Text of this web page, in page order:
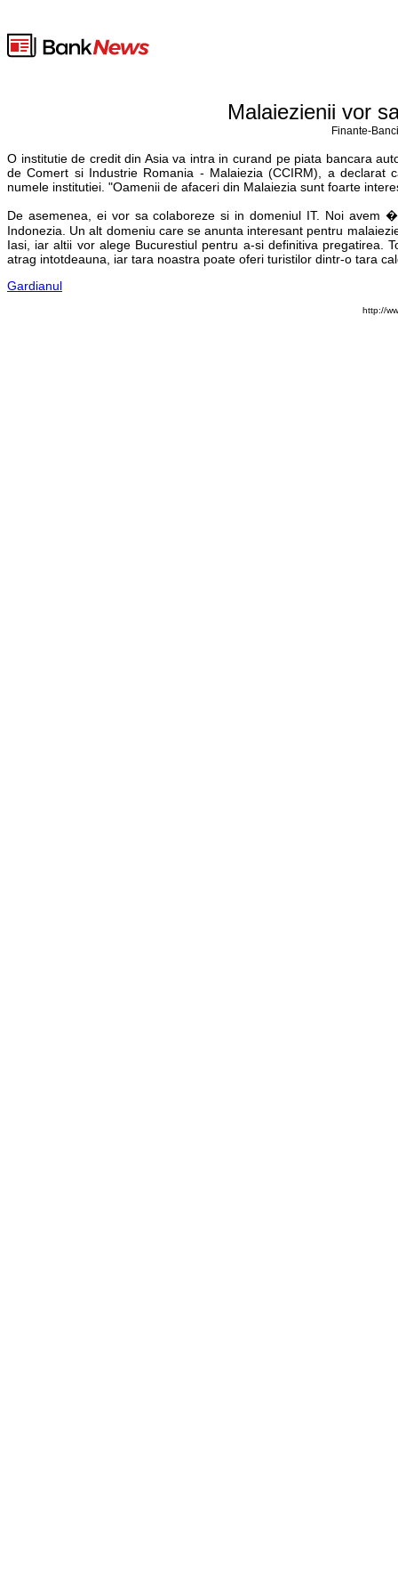
Malaiezienii vor
Finante-
O institutie de credit din Asia va intra in curand pe piata bancara
de Comert si Industrie Romania - Malaiezia (CCIRM), a declarat
numele institutiei. "Oamenii de afaceri din Malaiezia sunt foarte
De asemenea, ei vor sa colaboreze si in domeniul IT. Noi
Indonezia. Un alt domeniu care se anunta interesant pentru
Iasi, iar altii vor alege Bucurestiul pentru a-si definitiva pregatirea.
atrag intotdeauna, iar tara noastra poate oferi turistilor dintr-o tara
Gardianul
http://